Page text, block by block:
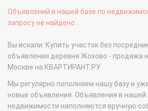
Объявлений в нашей базе по
запросу не найдено...
Вы искали: Купить участок без
объявления деревня Жохово - продажа
Москве на КВАРТИРАНТ.РУ
Мы регулярно пополняем нашу базу и
новые объявления. Объявления в нашей
недвижимости наполняются вручную